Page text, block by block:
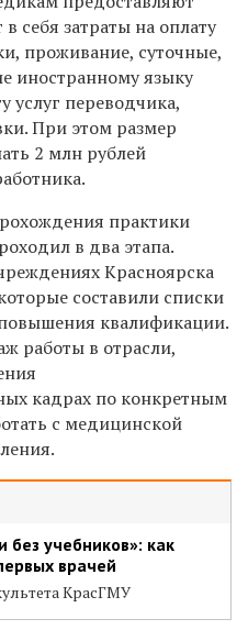
себя затраты на оплату
проживание, суточные,
иностранному языку
услуг переводчика,
При этом размер
2 млн рублей
практики
в два этапа.
Красноярска
составили списки
квалификации.
работы в отрасли,
кадрах по конкретным
с медицинской
учебников»: как
врачей
КрасГМУ